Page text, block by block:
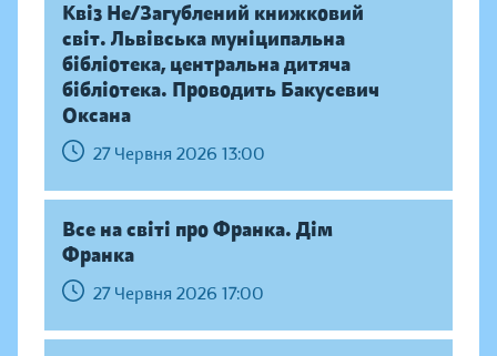
Квіз Не/Загублений книжковий
світ. Львівська муніципальна
бібліотека, центральна дитяча
бібліотека. Проводить Бакусевич
Оксана
27 Червня 2026 13:00
Все на світі про Франка. Дім
Франка
27 Червня 2026 17:00